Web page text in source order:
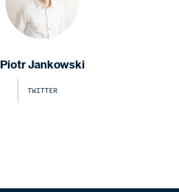
Piotr Jankowski
TWITTER